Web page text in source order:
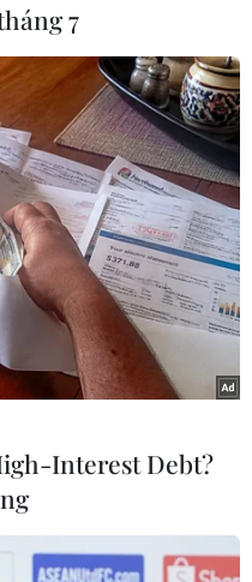
di
này ghi nhận 302.000
giới phía Nam
tháng 12/2023, đây là
nhận trong lịch sử.
(TTXVN/Vietnam+)
7
Interest Debt?